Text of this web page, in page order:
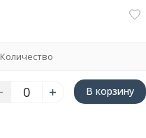
Количество
В корзину